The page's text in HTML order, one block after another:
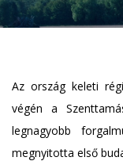
Az ország keleti
végén a
legnagyobb
megnyitotta első